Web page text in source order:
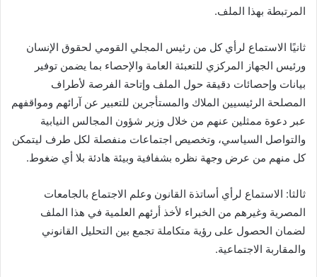
المرتبطة بهذا الملف.
ثانيًا الاستماع لرأي كل من رئيس المجلي القومي لحقوق الإنسان
ورئيس الجهاز المركزي للتعبئة العامة والإحصاء بما يضمن توفير
بيانات وإحصائات دقيقة حول الملف وإتاحة الفرصة لأطراف
المصلحة الرئيسيين الملاك والمستأجرين للتعبير عن آرائهم ومواقفهم
عبر دعوة ممثلين عنهم من خلال وزير شؤون المجالس النيابية
والتواصل السياسي، وتخصيص اجتماعات منفصلة لكل طرف ليتمكن
كل منهم من عرض وجهة نظره بشفافية وبيئة هادئة بلا أي ضغوط.
ثالثا: الاستماع لرأي أساتذة القانون وعلم الاجتماع بالجامعات
المصرية وغيرهم من الخبراء لأخذ أرئهم العلمية في هذا الملف
لضمان الحصول على رؤية متكاملة تجمع بين التحليل القانوني
والمقاربة الاجتماعية.